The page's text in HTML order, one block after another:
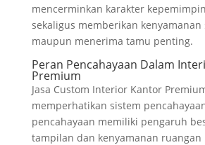
mencerminkan karakter
sekaligus memberikan kenyamanan
maupun menerima tamu penting.
Peran Pencahayaan Dalam
Premium
Jasa Custom Interior Kantor
memperhatikan sistem
pencahayaan memiliki pengaruh
tampilan dan kenyamanan ruangan